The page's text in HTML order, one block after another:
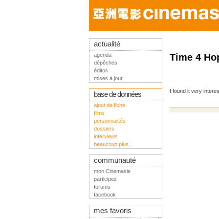
Time 4
I found it very
actualité
agenda
dépêches
éditos
mises à jour
base de données
ajout de fiche
films
personnalités
dossiers
interviews
beaucoup plus...
communauté
mon Cinemasie
participez
forums
facebook
mes favoris